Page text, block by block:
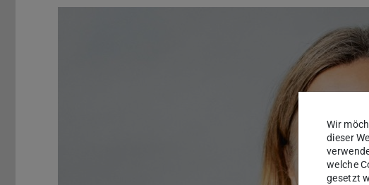
Wir
dieser
welche
gesetzt